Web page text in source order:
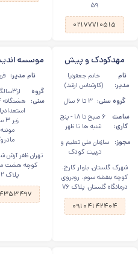
۵۹
۰۲۱۷۷۷۱۰۵۱۵
مهدکودک و پیش
دبستانی مهریارنام
مدیر:
خانم جعفرنیا
(کارشناس ارشد)
گروه سنی: ۳ تا ۶ سال
ساعت
کاری:
۶ صبح تا ۱۸ - پنج
شنبه ها تا ظهر
مجوز:
سازمان ملی تعلیم و
تربیت کودک
شهرک گلستان، بلوار کارج،
کوچه بنفشه سوم، روبروی
درمانگاه گلستان، پلاک ۷۶
۰۹۱۰۴۱۴۲۴۰۴
موسسه
ابر سفید
نام مدیر:
گروه
سنی:
تهران ظفر آرش
کوچه هشت
پلاک ۱۲